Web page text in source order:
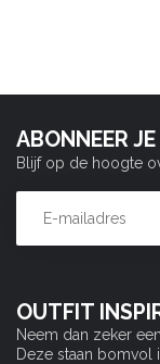
OUTFIT
Neem dan zeker
Deze staan
ABONNEER
Blijf op de hoogte